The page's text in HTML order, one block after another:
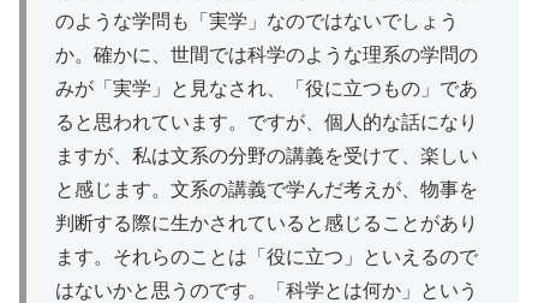
のような学問も「実学」なのではないでしょう
か。確かに、世間では科学のような理系の学問の
みが「実学」と見なされ、「役に立つもの」であ
ると思われています。ですが、個人的な話になり
ますが、私は文系の分野の講義を受けて、楽しい
と感じます。文系の講義で学んだ考えが、物事を
判断する際に生かされていると感じることがあり
ます。それらのことは「役に立つ」といえるので
はないかと思うのです。「科学とは何か」という